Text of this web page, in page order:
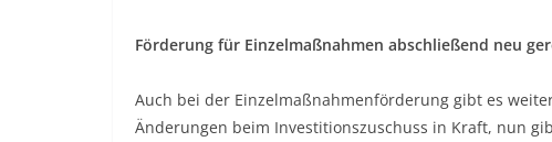
Förderung für Einzelmaßnahmen abschließend neu
Auch bei der Einzelmaßnahmenförderung gibt es
Änderungen beim Investitionszuschuss in Kraft, nun